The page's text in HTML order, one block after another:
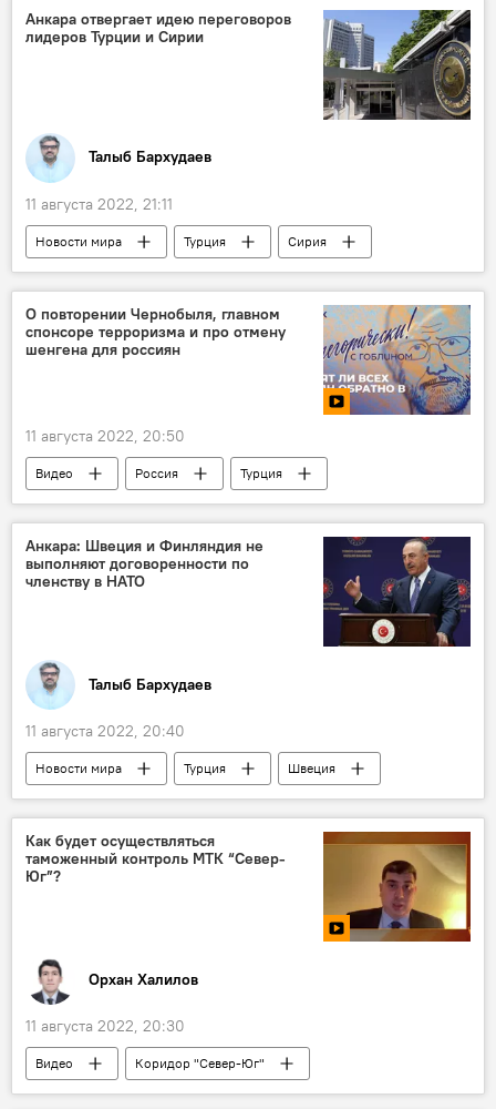
Анкара отвергает идею переговоров
лидеров Турции и Сирии
Талыб Бархудаев
11 августа 2022, 21:11
Новости мира Турция
Сирия
Реджеп Тайип Эрдоган
Башар Асад
О повторении Чернобыля, главном
спонсоре терроризма и про отмену
шенгена для россиян
11 августа 2022, 20:50
Видео Россия
Турция
Дружба
Европа терроризм
Анкара: Швеция и Финляндия не
выполняют договоренности по
членству в НАТО
Талыб Бархудаев
11 августа 2022, 20:40
Новости мира Турция
Швеция
НАТО
Финляндия
Вступление
договоренности
Как будет осуществляться
таможенный контроль МТК “Север-
Юг”?
Орхан Халилов
11 августа 2022, 20:30
Видео
Коридор "Север-Юг"
Россия
Иран МТК